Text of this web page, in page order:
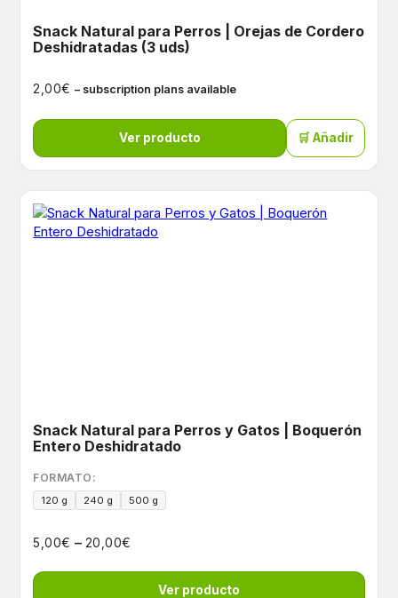
Snack Natural para Perros | Orejas de Cordero
Deshidratadas (3 uds)
2,00€ – subscription plans available
Ver producto 🛒 Añadir
Snack Natural para Perros y Gatos | Boquerón
Entero Deshidratado
FORMATO:
120 g 240 g 500 g
5,00€ – 20,00€
Ver producto